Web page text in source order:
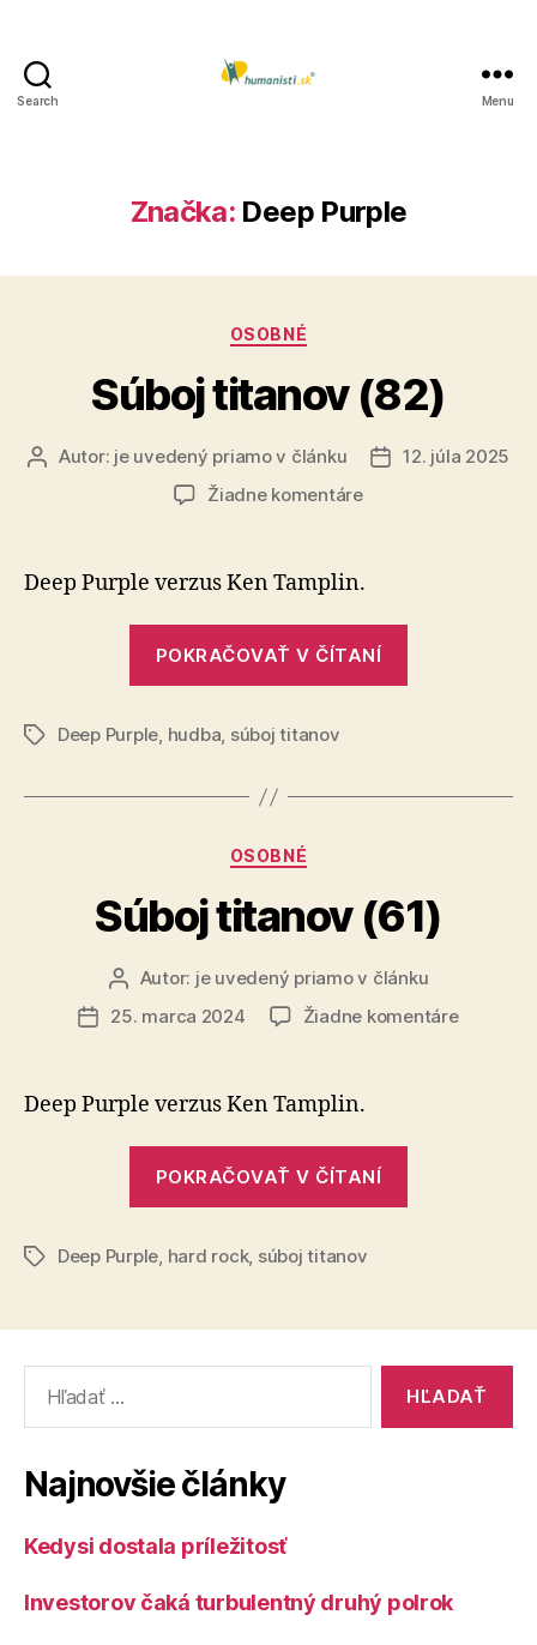
Search Menu
Značka: Deep Purple
Kategórie
OSOBNÉ
Súboj titanov (82)
AutorAutor: je uvedený priamo v článku
Dátum
12. júla 2025
Žiadne komentárena
Deep Purple verzus Ken Tamplin.
POKRAČOVAŤ V ČÍTANÍ
ZnačkyDeep Purple, hudba, súboj titanov
Kategórie
OSOBNÉ
Súboj titanov (61)
Autor
článku
Autor: je uvedený priamo v článku
Dátum
25. marca 2024 Žiadne komentárena
Deep Purple verzus Ken Tamplin.
POKRAČOVAŤ V ČÍTANÍ
ZnačkyDeep Purple, hard rock, súboj titanov
Najnovšie články
Kedysi dostala príležitosť
Investorov čaká turbulentný druhý polrok